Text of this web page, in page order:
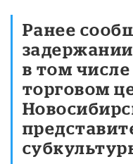
Ранее
в том
торговом